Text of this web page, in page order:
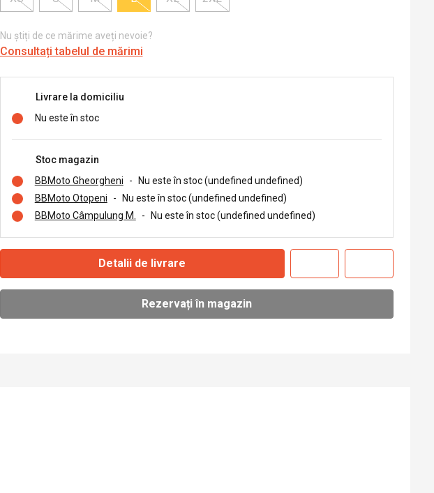
Nu știți de ce mărime aveți nevoie?
Consultați tabelul de mărimi
Livrare la domiciliu
Nu este în stoc
Stoc magazin
BBMoto Gheorgheni
-
Nu este în stoc (undefined undefined)
BBMoto Otopeni
-
Nu este în stoc (undefined undefined)
BBMoto Câmpulung M.
- Nu este în stoc (undefined undefined)
Detalii de livrare
Rezervați în magazin